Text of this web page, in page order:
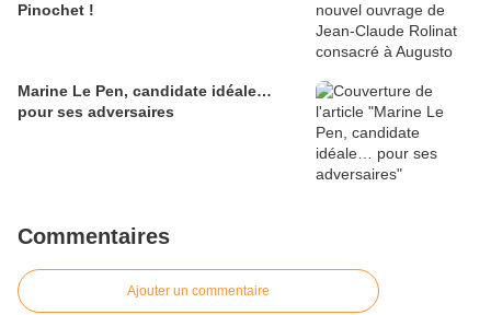
Pinochet !
Marine Le Pen, candidate idéale…
pour ses adversaires
Commentaires
Ajouter un commentaire